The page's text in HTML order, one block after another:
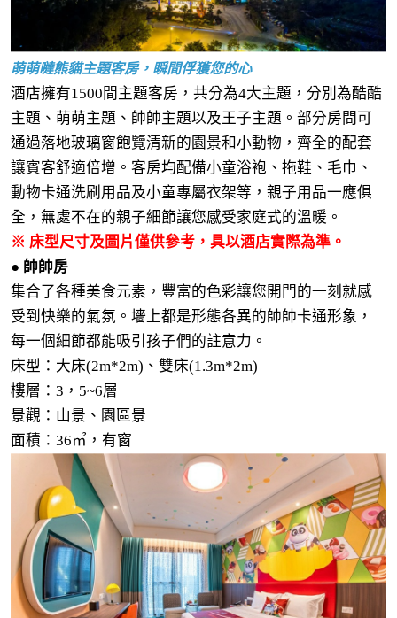
萌萌噠熊貓主題客房，瞬間俘獲您的心
酒店擁有1500間主題客房，共分為4大主題，分別為酷酷
主題、萌萌主題、帥帥主題以及王子主題。部分房間可
通過落地玻璃窗飽覽清新的園景和小動物，齊全的配套
讓賓客舒適倍增。客房均配備小童浴袍、拖鞋、毛巾、
動物卡通洗刷用品及小童專屬衣架等，親子用品一應俱
全，無處不在的親子細節讓您感受家庭式的溫暖。
※ 床型尺寸及圖片僅供參考，具以酒店實際為準。
● 帥帥房
集合了各種美食元素，豐富的色彩讓您開門的一刻就感
受到快樂的氣氛。墻上都是形態各異的帥帥卡通形象，
每一個細節都能吸引孩子們的註意力。
床型：大床(2m*2m)、雙床(1.3m*2m)
樓層：3，5~6層
景觀：山景、園區景
面積：36㎡，有窗